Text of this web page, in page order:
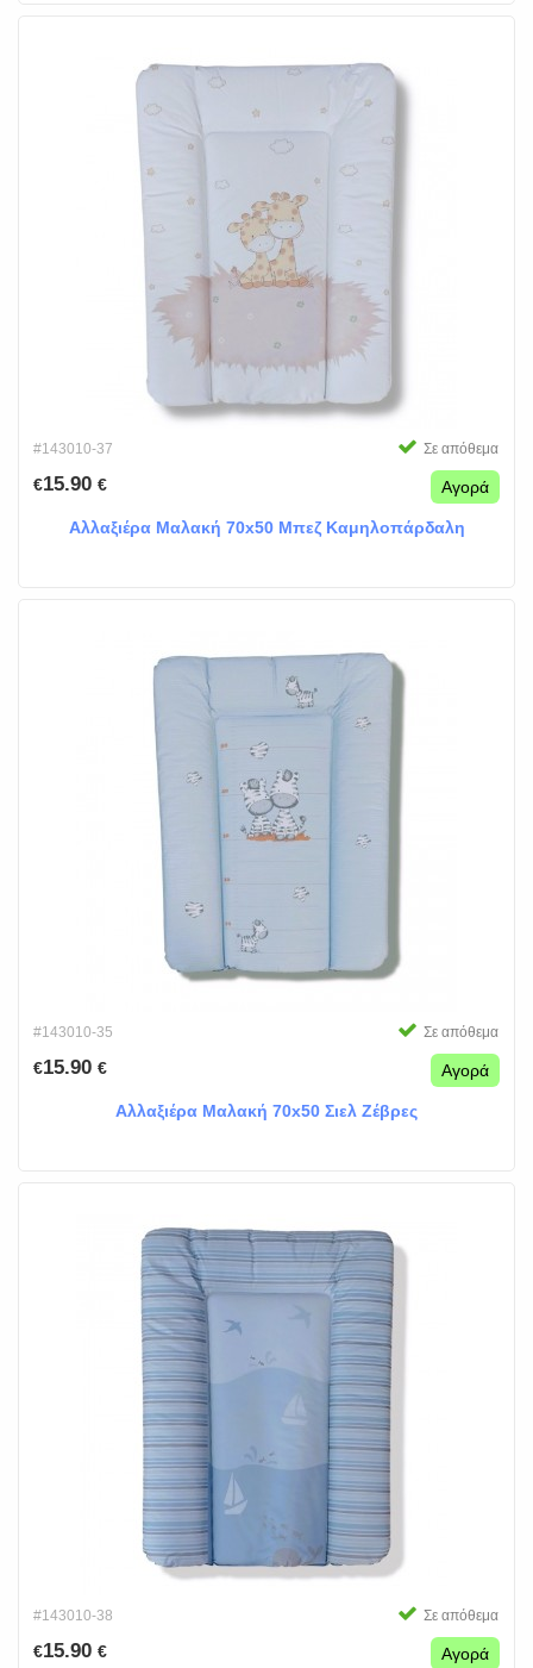
#143010-37 Σε απόθεμα
€15.90 € Αγορά
Αλλαξιέρα Μαλακή 70x50 Μπεζ Καμηλοπάρδαλη
#143010-35 Σε απόθεμα
€15.90 € Αγορά
Αλλαξιέρα Μαλακή 70x50 Σιελ Ζέβρες
#143010-38 Σε απόθεμα
€15.90 € Αγορά